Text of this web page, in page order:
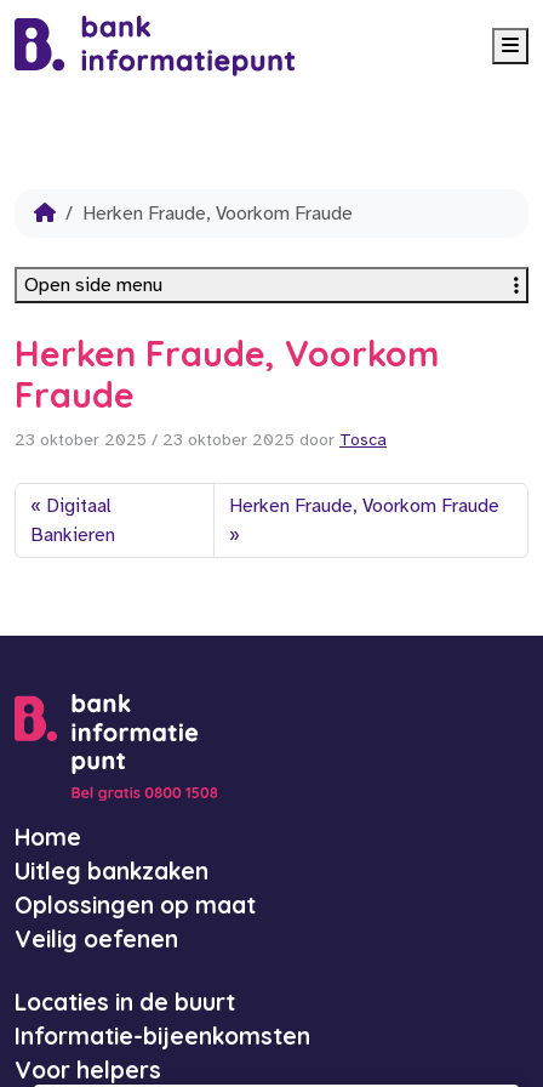
Herken Fraude, Voorkom Fraude
Herken Fraude, Voorkom
Fraude
23 oktober 2025 / 23 oktober 2025 door Tosca
Digitaal
Bankieren
Herken Fraude, Voorkom Fraude
Open side menu
Home
Uitleg bankzaken
Oplossingen op maat
Veilig oefenen
Locaties in de buurt
Informatie-bijeenkomsten
Voor helpers